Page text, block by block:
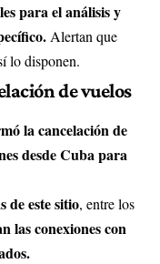
para el análisis y
Alertan que
lo disponen.
de vuelos
la cancelación de
desde Cuba para
de este sitio, entre los
las conexiones con